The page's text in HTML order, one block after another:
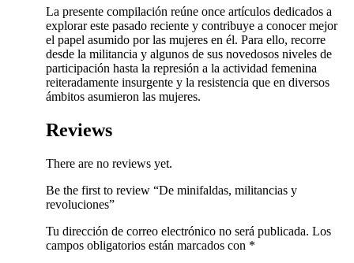
La presente compilación reúne once artículos dedicados a
explorar este pasado reciente y contribuye a conocer mejor
el papel asumido por las mujeres en él. Para ello, recorre
desde la militancia y algunos de sus novedosos niveles de
participación hasta la represión a la actividad femenina
reiteradamente insurgente y la resistencia que en diversos
ámbitos asumieron las mujeres.
Reviews
There are no reviews yet.
Be the first to review “De minifaldas, militancias y
revoluciones”
Tu dirección de correo electrónico no será publicada. Los
campos obligatorios están marcados con *